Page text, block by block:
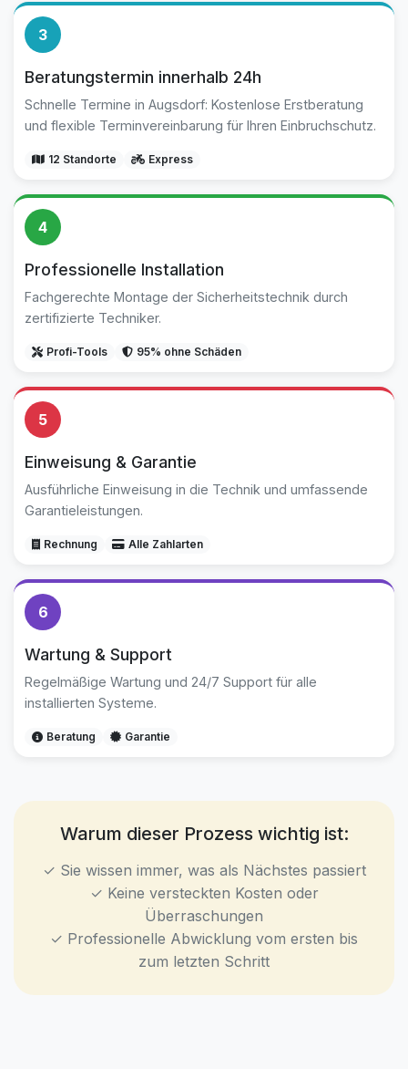
3
Beratungstermin innerhalb 24h
Schnelle Termine in Augsdorf: Kostenlose Erstberatung
und flexible Terminvereinbarung für Ihren Einbruchschutz.
12 Standorte Express
4
Professionelle Installation
Fachgerechte Montage der Sicherheitstechnik durch
zertifizierte Techniker.
Profi-Tools 95% ohne Schäden
5
Einweisung & Garantie
Ausführliche Einweisung in die Technik und umfassende
Garantieleistungen.
Rechnung Alle Zahlarten
6
Wartung & Support
Regelmäßige Wartung und 24/7 Support für alle
installierten Systeme.
Beratung Garantie
Warum dieser Prozess wichtig ist:
✓ Sie wissen immer, was als Nächstes passiert
✓ Keine versteckten Kosten oder
Überraschungen
✓ Professionelle Abwicklung vom ersten bis
zum letzten Schritt